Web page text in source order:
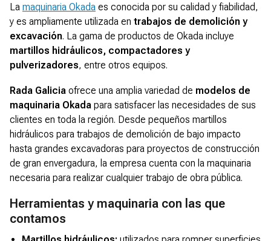
La maquinaria Okada es conocida por su calidad y fiabilidad,
y es ampliamente utilizada en trabajos de demolición y
excavación. La gama de productos de Okada incluye
martillos hidráulicos, compactadores y
pulverizadores, entre otros equipos.
Rada Galicia ofrece una amplia variedad de modelos de
maquinaria Okada para satisfacer las necesidades de sus
clientes en toda la región. Desde pequeños martillos
hidráulicos para trabajos de demolición de bajo impacto
hasta grandes excavadoras para proyectos de construcción
de gran envergadura, la empresa cuenta con la maquinaria
necesaria para realizar cualquier trabajo de obra pública.
Herramientas y maquinaria con las que
contamos